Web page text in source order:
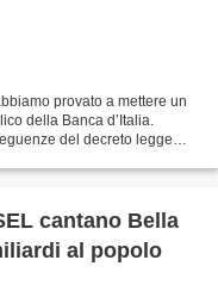
provato a mettere un
della Banca d’Italia.
del decreto legge
cantano Bella
al popolo